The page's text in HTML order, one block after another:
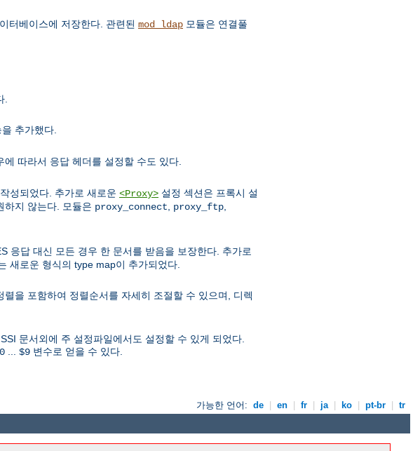
터베이스에 저장한다. 관련된 mod_ldap 모듈은 연결풀
.
추가했다.
따라서 응답 헤더를 설정할 수도 있다.
성되었다. 추가로 새로운 <Proxy> 설정 섹션은 프록시 설
하지 않는다. 모듈은 proxy_connect proxy_ftp
응답 대신 모든 경우 한 문서를 받음을 보장한다. 추가로
새로운 형식의 type map이 추가되었다.
을 포함하여 정렬순서를 자세히 조절할 수 있으며, 디렉
문서외에 주 설정파일에서도 설정할 수 있게 되었다.
$9 변수로 얻을 수 있다.
가능한 언어: de en fr ja ko pt-br tr